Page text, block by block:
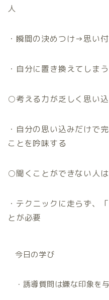
人
・瞬間の決めつけ→思い
・自分に置き換えてしまう
○考える力が乏しく思い
・自分の思い込みだけで
ことを吟味する
○聞くことができない人
・テクニックに走らず、
とが必要
今日の学び
・誘導質問は嫌な印象を